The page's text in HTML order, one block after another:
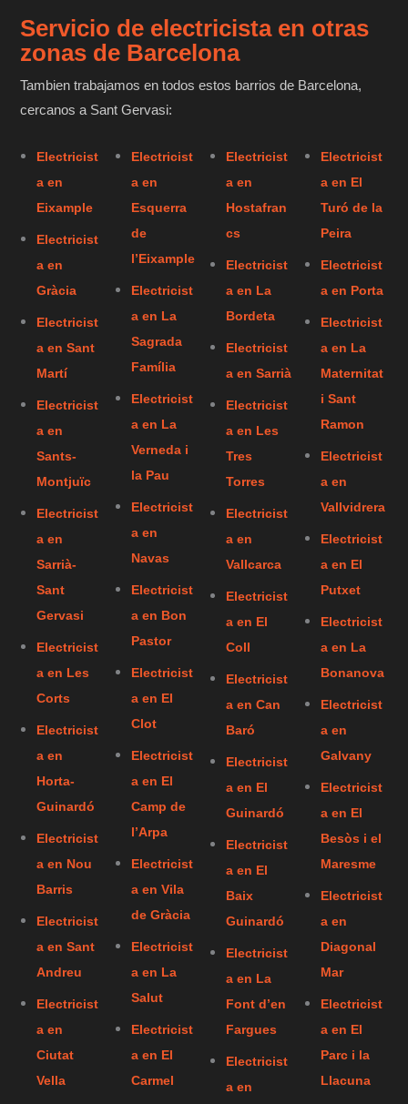
Servicio de electricista en otras
zonas de Barcelona
Tambien trabajamos en todos estos barrios de Barcelona,
cercanos a Sant Gervasi:
Electricist
a en
Eixample
Electricist
a en
Gràcia
Electricist
a en Sant
Martí
Electricist
a en
Sants-
Montjuïc
Electricist
a en
Sarrià-
Sant
Gervasi
Electricist
a en Les
Corts
Electricist
a en
Horta-
Guinardó
Electricist
a en Nou
Barris
Electricist
a en Sant
Andreu
Electricist
a en
Ciutat
Vella
Electricist
a en
Esquerra
de
l’Eixample
Electricist
a en La
Sagrada
Família
Electricist
a en La
Verneda i
la Pau
Electricist
a en
Navas
Electricist
a en Bon
Pastor
Electricist
a en El
Clot
Electricist
a en El
Camp de
l’Arpa
Electricist
a en Vila
de Gràcia
Electricist
a en La
Salut
Electricist
a en El
Carmel
Electricist
a en
Hostafran
cs
Electricist
a en La
Bordeta
Electricist
a en Sarrià
Electricist
a en Les
Tres
Torres
Electricist
a en
Vallcarca
Electricist
a en El
Coll
Electricist
a en Can
Baró
Electricist
a en El
Guinardó
Electricist
a en El
Baix
Guinardó
Electricist
a en La
Font d’en
Fargues
Electricist
a en
Electricist
a en El
Turó de la
Peira
Electricist
a en Porta
Electricist
a en La
Maternitat
i Sant
Ramon
Electricist
a en
Vallvidrera
Electricist
a en El
Putxet
Electricist
a en La
Bonanova
Electricist
a en
Galvany
Electricist
a en El
Besòs i el
Maresme
Electricist
a en
Diagonal
Mar
Electricist
a en El
Parc i la
Llacuna